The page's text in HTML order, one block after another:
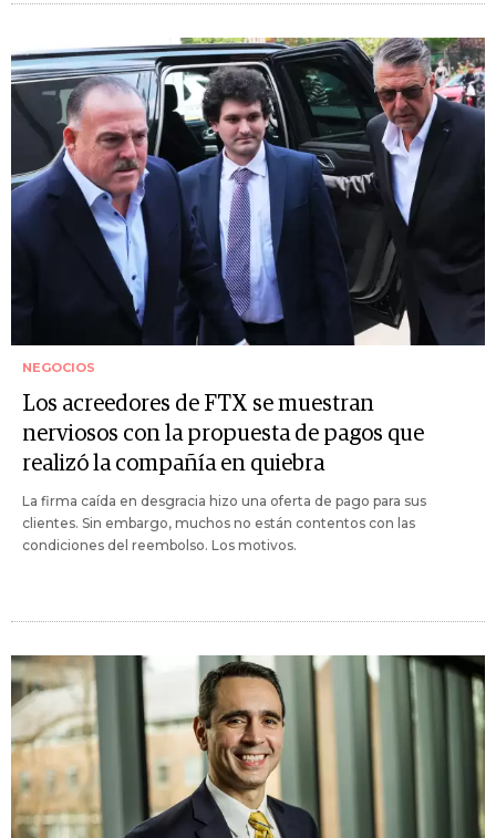
NEGOCIOS
Los acreedores de FTX se muestran
nerviosos con la propuesta de pagos que
realizó la compañía en quiebra
La firma caída en desgracia hizo una oferta de pago para sus
clientes. Sin embargo, muchos no están contentos con las
condiciones del reembolso. Los motivos.